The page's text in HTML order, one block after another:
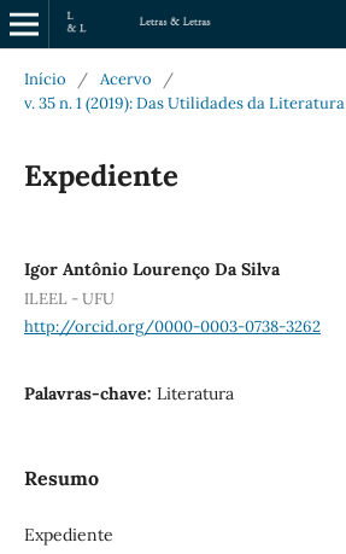
Início / Acervo
/
v. 35 n. 1 (2019): Das Utilidades da Literatura
Expediente
Igor Antônio Lourenço Da Silva
ILEEL - UFU
http://orcid.org/0000-0003-0738-3262
Palavras-chave: Literatura
Resumo
Expediente